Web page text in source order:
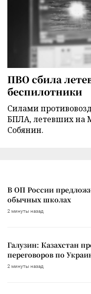
ПВО сбила
беспилотники
Силами
БПЛА, летевших на
Собянин.
В ОП России
обычных школах
2 минуты назад
Галузин: Казахстан
переговоров по
2 минуты назад